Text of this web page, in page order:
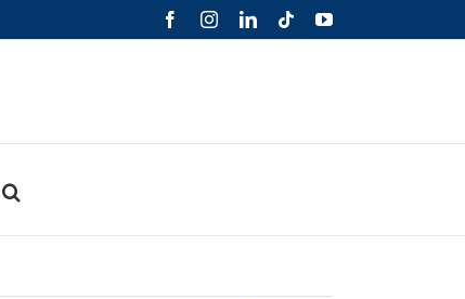
FacebookInstagramLinkedIn
TiktokYouTube